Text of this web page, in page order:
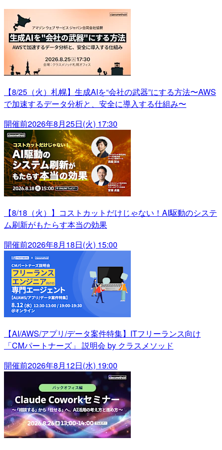
【8/25（火）札幌】生成AIを“会社の武器”にする方法〜AWS
で加速するデータ分析と、安全に導入する仕組み〜
開催前2026年8月25日(火) 17:30
【8/18（火）】コストカットだけじゃない！AI駆動のシステ
ム刷新がもたらす本当の効果
開催前2026年8月18日(火) 15:00
【AI/AWS/アプリ/データ案件特集】ITフリーランス向け
「CMパートナーズ」 説明会 by クラスメソッド
開催前2026年8月12日(水) 19:00